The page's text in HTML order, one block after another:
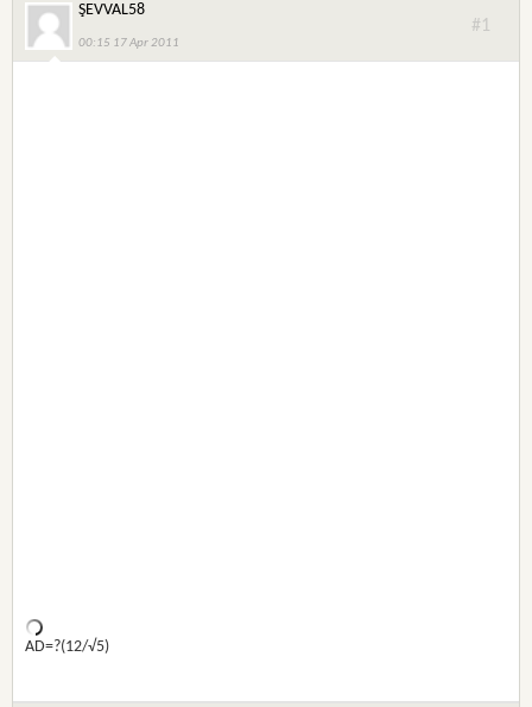
ŞEVVAL58
00:15 17 Apr 2011
#1
AD=?(12/√5)